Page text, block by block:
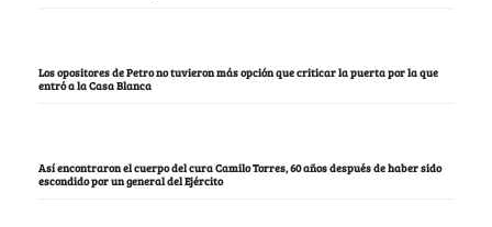
Los opositores de Petro no tuvieron más opción que criticar la puerta por la que
entró a la Casa Blanca
Así encontraron el cuerpo del cura Camilo Torres, 60 años después de haber sido
escondido por un general del Ejército